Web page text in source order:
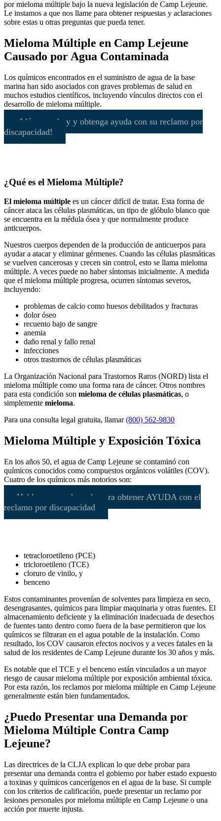
por mieloma múltiple bajo la nueva legislación de Camp Lejeune.
Le instamos a que nos llame para obtener respuestas y aclaraciones
sobre estas u otras preguntas que pueda tener.
Mieloma Múltiple en Camp Lejeune
Causado por Agua Contaminada
Los químicos encontrados en el suministro de agua de la base
marina han sido asociados con graves problemas de salud en
muchos estudios científicos, incluyendo vínculos directos con el
desarrollo de mieloma múltiple.
¡Llámenos hoy y obtenga ayuda con su reclamo por
discapacidad!
¿Qué es el Mieloma Múltiple?
El mieloma múltiple es un cáncer difícil de tratar. Esta forma de
cáncer ataca las células plasmáticas, un tipo de glóbulo blanco que
se encuentra en la médula ósea y que normalmente produce
anticuerpos.
Nuestros cuerpos dependen de la producción de anticuerpos para
ayudar a atacar y eliminar gérmenes. Cuando las células plasmáticas
se vuelven cancerosas y crecen sin control, esto se llama mieloma
múltiple. A veces puede no haber síntomas inicialmente. A medida
que el mieloma múltiple progresa, ocurren síntomas severos,
incluyendo:
problemas de calcio como huesos debilitados y fracturas
dolor óseo
recuento bajo de sangre
anemia
daño renal y fallo renal
infecciones
otros trastornos de células plasmáticas
La Organización Nacional para Trastornos Raros (NORD) lista el
mieloma múltiple como una forma rara de cáncer. Otros nombres
para esta condición son mieloma de células plasmáticas, o
simplemente mieloma.
Para una consulta legal gratuita, llamar(800) 562-9830
Mieloma Múltiple y Exposición Tóxica
En los años 50, el agua de Camp Lejeune se contaminó con
químicos conocidos como compuestos orgánicos volátiles (COV).
Cuatro de los químicos más notorios son:
Hable con un abogado para obtener AYUDA con el
reclamo por discapacidad
tetracloroetileno (PCE)
tricloroetileno (TCE)
cloruro de vinilo, y
benceno
Estos contaminantes provenían de solventes para limpieza en seco,
desengrasantes, químicos para limpiar maquinaria y otras fuentes. El
almacenamiento deficiente y la eliminación inadecuada de desechos
de fuentes tanto dentro como fuera de la base permitieron que los
químicos se filtraran en el agua potable de la instalación. Como
resultado, los COV causaron efectos nocivos y a veces fatales en la
salud de los residentes de Camp Lejeune durante los 30 años y más.
Es notable que el TCE y el benceno están vinculados a un mayor
riesgo de causar mieloma múltiple por exposición ambiental tóxica.
Por esta razón, los reclamos por mieloma múltiple en Camp Lejeune
generalmente están bien fundamentados.
¿Puedo Presentar una Demanda por
Mieloma Múltiple Contra Camp
Lejeune?
Las directrices de la CLJA explican lo que debe probar para
presentar una demanda contra el gobierno por haber estado expuesto
a toxinas y químicos cancerígenos en el agua de la base. Si cumple
con los criterios de calificación, puede presentar un reclamo por
lesiones personales por mieloma múltiple en Camp Lejeune o una
acción por muerte injusta.